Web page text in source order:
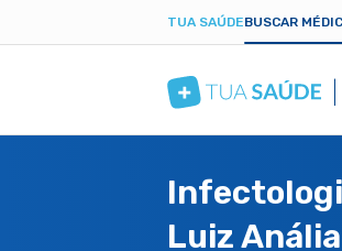
TUA SAÚDEBUSCAR
Luiz